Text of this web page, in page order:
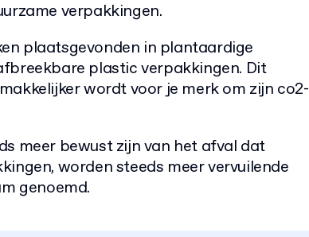
verpakkingen.
plaatsgevonden in plantaardige
plastic verpakkingen. Dit
wordt voor je merk om zijn co2-
meer bewust zijn van het afval dat
worden steeds meer vervuilende
genoemd.